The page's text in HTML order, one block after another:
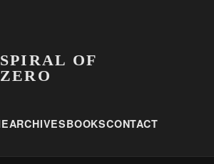
SPIRAL OF
ZERO
ARCHIVESBOOKSCONTACT